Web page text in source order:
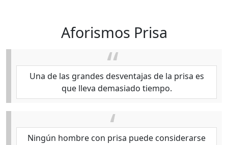
Aforismos Prisa
Una de las grandes desventajas de la prisa es
que lleva demasiado tiempo.
Ningún hombre con prisa puede considerarse